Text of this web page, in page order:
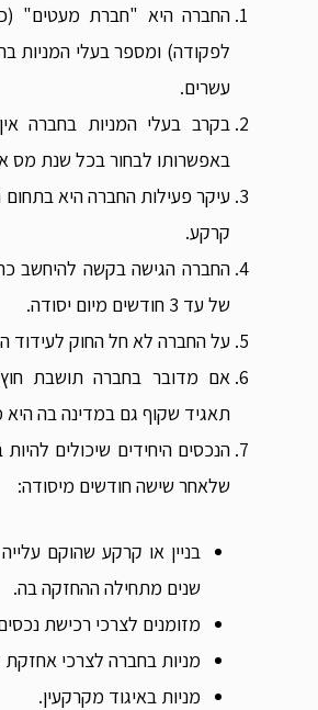
לפקודה) ומספר בעלי המניות
עשרים.
בקרב בעלי המניות בחברה
באפשרותו לבחור בכל שנת מס
עיקר פעילות החברה היא בתחום
קרקע.
החברה הגישה בקשה להיחשב
של עד 3 חודשים מיום יסודה.
על החברה לא חל החוק לעידוד
אם מדובר בחברה תושבת
תאגיד שקוף גם במדינה בה
הנכסים היחידים שיכולים
שלאחר שישה חודשים מיסודה:
שנים מתחילה ההחזקה בה.
מזומנים לצרכי רכישת
מניות בחברה לצרכי אחזקת
מניות באיגוד מקרקעין.